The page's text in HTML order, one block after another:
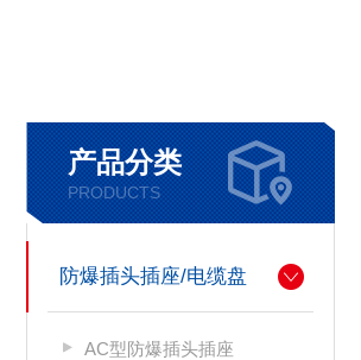
产品分类
PRODUCTS
防爆插头插座/电缆盘
AC型防爆插头插座